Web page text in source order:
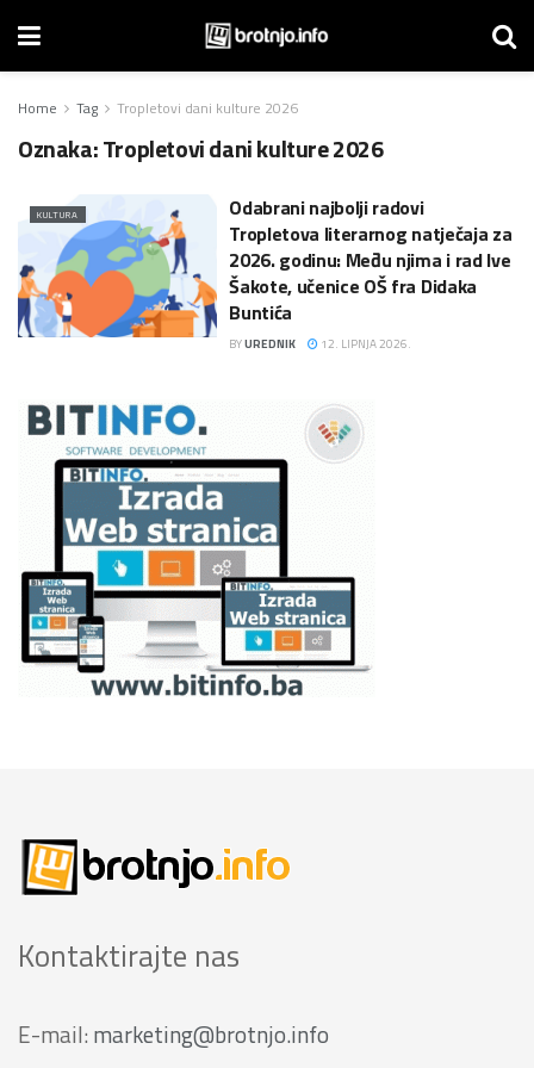
Home Tag Tropletovi dani kulture 2026
Oznaka:Tropletovi dani kulture 2026
KULTURA
Odabrani najbolji radovi
Tropletova literarnog natječaja za
2026. godinu: Među njima i rad Ive
Šakote, učenice OŠ fra Didaka
Buntića
BYUREDNIK 12. LIPNJA 2026.
Kontaktirajte nas
E-mail: marketing@brotnjo.info